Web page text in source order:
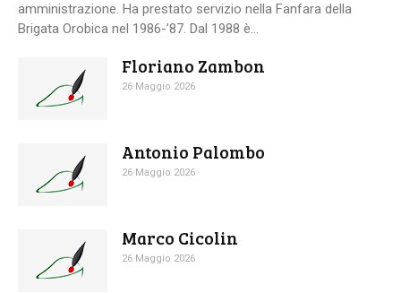
amministrazione. Ha prestato servizio nella Fanfara della
Brigata Orobica nel 1986-’87. Dal 1988 è...
Floriano Zambon
26 Maggio 2026
Antonio Palombo
26 Maggio 2026
Marco Cicolin
26 Maggio 2026